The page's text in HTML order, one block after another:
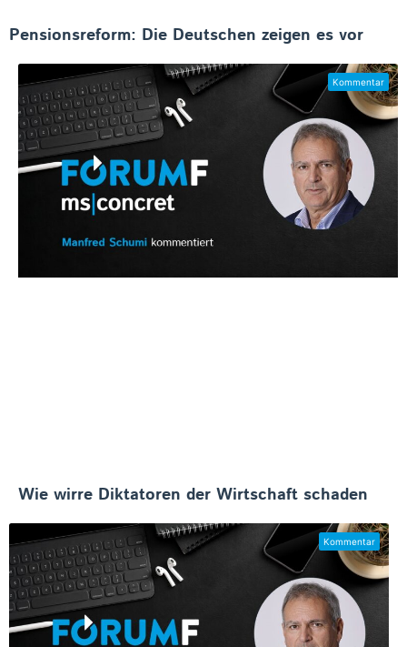
Pensionsreform: Die Deutschen zeigen es vor
Wie wirre Diktatoren der Wirtschaft schaden